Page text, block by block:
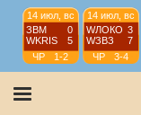
14 июл, вс
ЗВМ
0
WKRIS
5
ЧР
1-2
14 июл, вс
WЛОКО 3
WЗВЗ
7
ЧР
3-4